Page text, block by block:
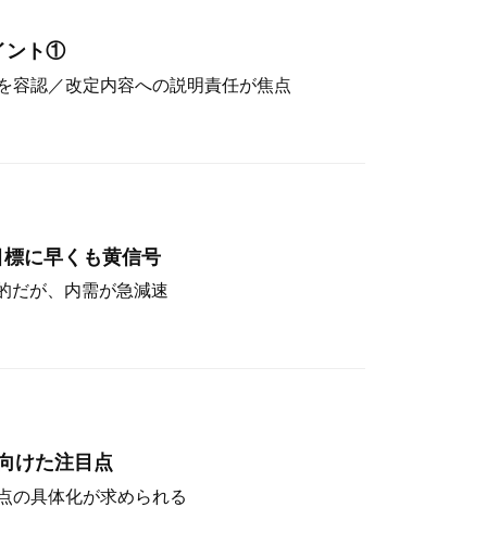
ント①
容認／改定内容への説明責任が焦点
に早くも黄信号
だが、内需が急減速
けた注目点
の具体化が求められる